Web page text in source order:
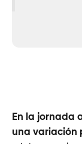
En la jornada
una variación